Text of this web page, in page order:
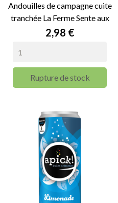
Andouilles de campagne cuite
tranchée La Ferme Sente aux
Anes - 140g
Prix
2,98 €
Rupture de stock